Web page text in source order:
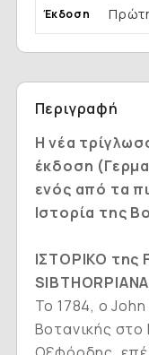
Έκδοση
Περιγραφή
H νέα
έκδοση
ενός από τα
Ιστορία της
ΙΣΤΟΡΙΚΟ της
Το 1784, ο
Βοτανικής στο